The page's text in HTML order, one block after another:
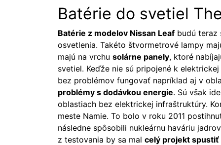
Batérie do svetiel
Batérie z modelov Nissan Leaf budú teraz
osvetlenia. Takéto štvormetrové lampy
majú na vrchu solárne panely, ktoré
svetiel. Keďže nie sú pripojené k
bez problémov fungovať napríklad aj v
problémy s dodávkou energie. Sú však
oblastiach bez elektrickej infraštruktúry.
meste Namie. To bolo v roku 2011
následne spôsobili nukleárnu haváriu
z testovania by sa mal celý projekt